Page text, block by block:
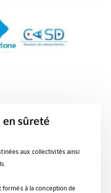
en sûreté
aux collectivités ainsi
à la conception de